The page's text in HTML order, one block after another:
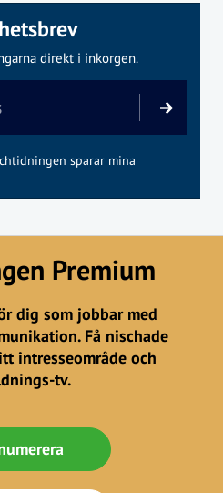
direkt i inkorgen.
sparar mina
Premium
dig som jobbar med
Få nischade
intresseområde och
tv.